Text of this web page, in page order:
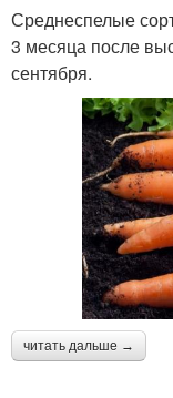
Среднеспелые
3 месяца после
сентября.
читать дальше →